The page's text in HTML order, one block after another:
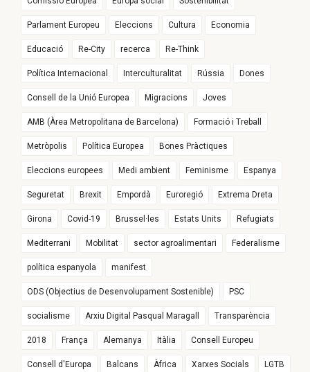
Parlament Europeu Eleccions Cultura Economia
Educació Re-City recerca Re-Think
Política Internacional Interculturalitat Rússia Dones
Consell de la Unió Europea Migracions Joves
AMB (Àrea Metropolitana de Barcelona) Formació i Treball
Metròpolis Política Europea Bones Pràctiques
Eleccions europees Medi ambient Feminisme Espanya
Seguretat Brexit Empordà Euroregió Extrema Dreta
Girona Covid-19 Brussel·les Estats Units Refugiats
Mediterrani Mobilitat sector agroalimentari Federalisme
política espanyola manifest
ODS (Objectius de Desenvolupament Sostenible) PSC
socialisme Arxiu Digital Pasqual Maragall Transparència
2018 França Alemanya Itàlia Consell Europeu
Consell d'Europa Balcans Àfrica Xarxes Socials LGTB